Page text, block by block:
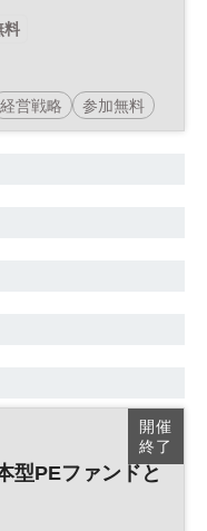
料
経営戦略 参加無料
開催
終了
型PEファンドと